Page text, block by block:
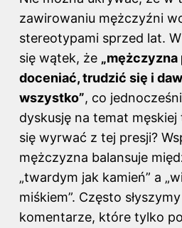
zawirowaniu mężczyźni
stereotypami sprzed lat.
się wątek, że
doceniać, trudzić się i
wszystko”, co
dyskusję na temat
się wyrwać z tej presji?
mężczyzna balansuje
„twardym jak kamień” a
miśkiem”. Często
komentarze, które tylko